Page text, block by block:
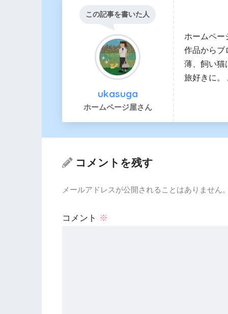
この記事を書いた人
ukasuga
ホームページ屋さん
ホームペー
作品からブ
薄、飼い猫
旅好きに。
コメントを残す
メールアドレスが公開されることはありません
コメント ※